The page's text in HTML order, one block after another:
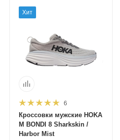
Хит
6
Кроссовки мужские HOKA
M BONDI 8 Sharkskin /
Harbor Mist